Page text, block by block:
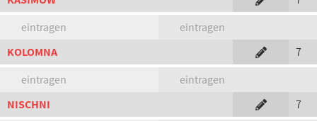
eintragen
eintragen
KOLOMNA
7
eintragen
eintragen
NISCHNI
7